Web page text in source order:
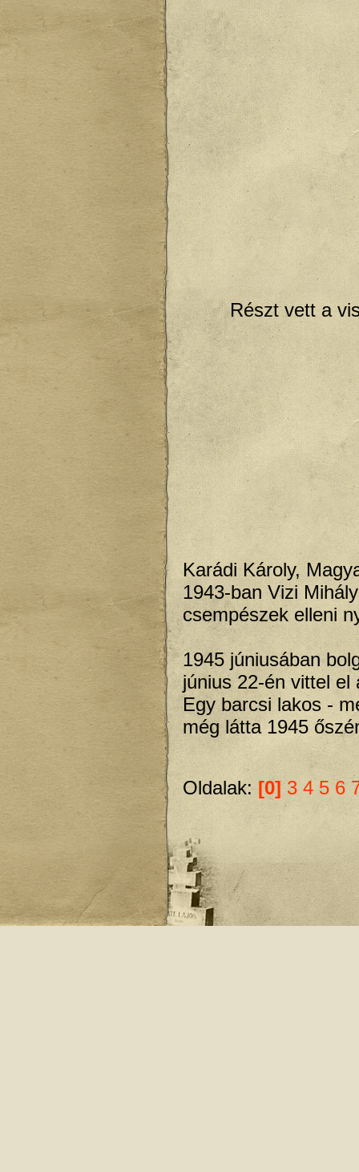
Részt vett a
Karádi Károly,
1943-ban Vizi
csempészek elleni
1945 júniusában
június 22-én vittel el
Egy barcsi lakos -
még látta 1945
Oldalak: [0] 3 4 5 6